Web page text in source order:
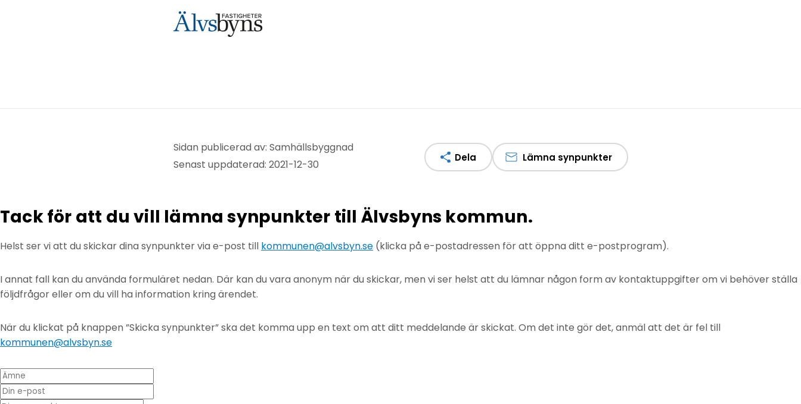
Sidan publicerad av: Samhällsbyggnad
Senast uppdaterad: 2021-12-30
Dela Lämna synpunkter
Tack för att du vill lämna synpunkter till Älvsbyns kommun.
Helst ser vi att du skickar dina synpunkter via e-post till kommunen@alvsbyn.se (klicka på e-postadressen för att öppna ditt e-postprogram).
I annat fall kan du använda formuläret nedan. Där kan du vara anonym när du skickar, men vi ser helst att du lämnar någon form av kontaktuppgifter om vi behöver ställa
följdfrågor eller om du vill ha information kring ärendet.
När du klickat på knappen ”Skicka synpunkter” ska det komma upp en text om att ditt meddelande är skickat. Om det inte gör det, anmäl att det är fel till
kommunen@alvsbyn.se
Ämne
Din e-post
* Dina synpunkter